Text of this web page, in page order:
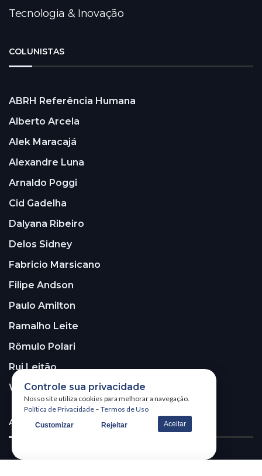
Tecnologia & Inovação
COLUNISTAS
ABRH Referência Humana
Alberto Arcela
Alek Maracajá
Alexandre Luna
Arnaldo Poggi
Cid Gadelha
Dalyana Ribeiro
Delos Sidney
Fabricio Marsicano
Filipe Andson
Paulo Amilton
Ramalho Leite
Rômulo Polari
Rui Leitão
Walter Santos
ASSINE A NOSSA NEWSLETTER!
Controle sua privacidade
Nosso site utiliza cookies para melhorar a navegação.
Política de Privacidade – Termos de Uso
Customizar Rejeitar Aceitar